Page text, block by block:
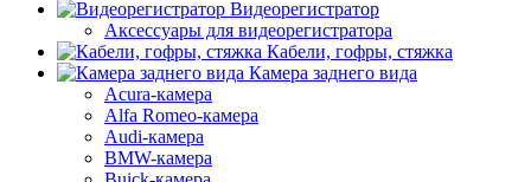
Видеорегистратор
Аксессуары для видеорегистратора
Кабели, гофры, стяжка
Камера заднего вида
Acura-камера
Alfa Romeo-камера
Audi-камера
BMW-камера